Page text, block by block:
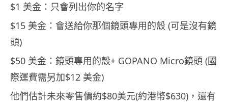
$1 美金：只會列出你的名字
$15 美金：會送給你那個鏡頭專用的殼 (可是沒有鏡
頭)
$50 美金：鏡頭專用的殼+ GOPANO Micro鏡頭 (國
際運費需另加$12 美金)
他們估計未來零售價約$80美元(約港幣$630)，還有